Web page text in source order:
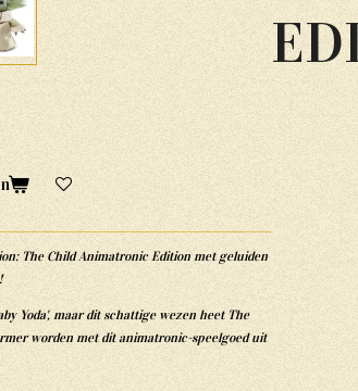
The Child Animatronic Edition met geluiden
Yoda', maar dit schattige wezen heet The
worden met dit animatronic-speelgoed uit